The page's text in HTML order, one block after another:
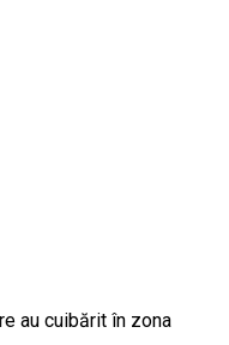
au cuibărit în zona